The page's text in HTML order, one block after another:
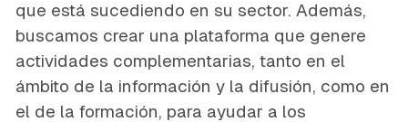
que está sucediendo en su sector. Además,
buscamos crear una plataforma que genere
actividades complementarias, tanto en el
ámbito de la información y la difusión, como en
el de la formación, para ayudar a los